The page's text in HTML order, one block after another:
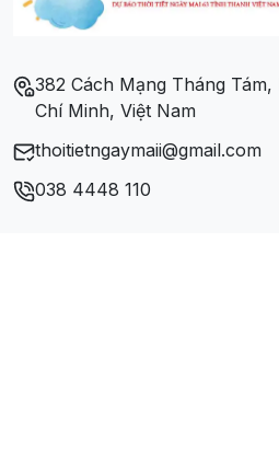
382 Cách Mạng Tháng
Chí Minh, Việt Nam
thoitietngaymaii@gmail.com
038 4448 110